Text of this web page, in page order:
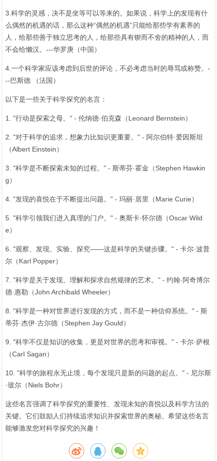
3.科学的灵感，决不是坐等可以等来的。如果说，科学上的发现有什
么偶然的机遇的话，那么这种“偶然的机遇”只能给那些学有素养的
人，给那些善于独立思考的人，给那些具有锲而不舍的精神的人，而
不会给懒汉。---华罗庚（中国）
4.一个科学家应该考虑到后世的评论，不必考虑当时的辱骂或称赞。-
--巴斯德 （法国）
以下是一些关于科学探究的名言：
1. "行动是探索之母。" - 伦纳德·伯克森（Leonard Bernstein）
2. "对于科学的追求，想象力比知识更重要。" - 阿尔伯特·爱因斯坦
（Albert Einstein）
3. "科学是不断探索未知的过程。" - 斯蒂芬·霍金（Stephen Hawkin
g）
4. "发现的喜悦在于不断提出问题。" - 玛丽·居里（Marie Curie）
5. "科学引领我们进入真理的门户。" - 奥斯卡·怀尔德（Oscar Wild
e）
6. "观察、发现、实验、探究——这是科学的关键步骤。" - 卡尔·波普
尔（Karl Popper）
7. "科学是关于发现、理解和探求自然规律的艺术。" - 约翰·阿奇博尔
德·惠勒（John Archibald Wheeler）
8. "科学是一种对世界进行发现的方式，而不是一种信仰系统。" - 斯
蒂芬·杰伊·古尔德（Stephen Jay Gould）
9. "科学不仅是知识的收集，更是对世界的思考和审视。" - 卡尔·萨根
（Carl Sagan）
10. "科学的旅程永无止境，每个发现只是新的问题的起点。" - 尼尔斯
·玻尔（Niels Bohr）
这些名言强调了科学探究的重要性、发现未知的喜悦以及科学方法的
关键。它们鼓励人们持续追求知识并探索世界的奥秘。希望这些名言
能够激发您对科学探究的兴趣！